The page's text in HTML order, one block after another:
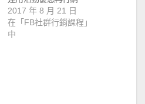
2017 年 8 月 21 日
在「FB社群行銷課程」
中